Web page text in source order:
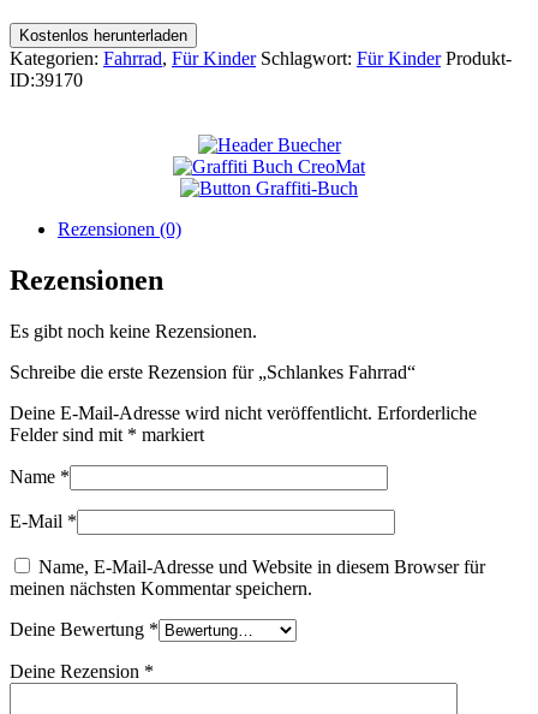
Kostenlos herunterladen
Kategorien: Fahrrad, Für Kinder Schlagwort: Für Kinder Produkt-
ID:39170
Rezensionen (0)
Rezensionen
Es gibt noch keine Rezensionen.
Schreibe die erste Rezension für „Schlankes Fahrrad“
Deine E-Mail-Adresse wird nicht veröffentlicht. Erforderliche
Felder sind mit * markiert
Name *
E-Mail *
Name, E-Mail-Adresse und Website in diesem Browser für
meinen nächsten Kommentar speichern.
Deine Bewertung *
Deine Rezension *